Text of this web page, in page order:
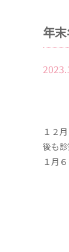
年
１２
後も
１月